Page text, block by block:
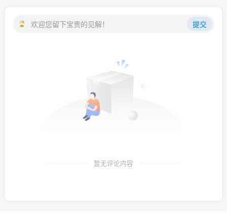
欢迎您留下宝贵的见解！ 提交
暂无评论内容